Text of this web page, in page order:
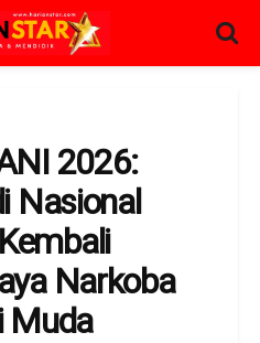
2026:
Nasional
Narkoba
Muda